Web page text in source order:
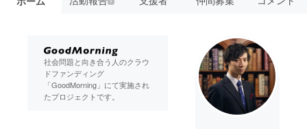
社会問題と向き合う人のクラウ
ドファンディング
「GoodMorning」にて実施され
たプロジェクトです。